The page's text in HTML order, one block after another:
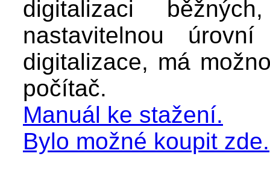
digitalizaci
nastavitelnou
digitalizace, má
počítač.
Manuál ke stažení.
Bylo možné koupit zde.